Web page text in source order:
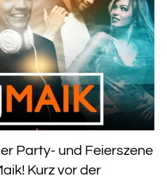
Party- und Feierszene
Kurz vor der